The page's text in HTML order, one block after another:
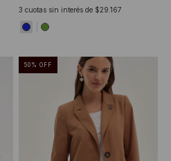
3 cuotas sin interés de $29.167
50 % OFF